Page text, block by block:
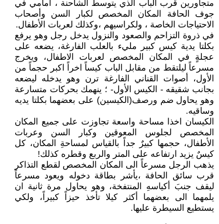
متجاورين قرب الباب الذي يتوسط الشاحنة ، أمامي في
جوف الحافة المكان المخصص لكبار السن وأصحاب
الاحتياجات الخاصة ، ولكراسيهم ،وكذلك لعربات الأطفال.
في ذروة التزاحم والصعود والنزول يدخل رجل وهو يرفع
بكلتا يدية كيس كبير مليء بالعلب الفارغة، يضعه على
عجلةٍ في المكان المخصص لعربات الاطفال، ويخرج
مسرعاً ليلتقط من مقابل الباب كيساً اخراً اكبر حجماً من
الأول، أصوات القناني الفارغة ترن وهو يدخله ليضعه
بجانب شقيقه - الكيس الأول- ؛ ينهمك بحركات متسارعة
وهو يحاول ضم ورصف(الكيسين) على بعضهما بكلتا يديه
وساقيه.
الكيسان اخذا مساحة واسعة تجاوزت على جميع المكان
المخصص لجلوس المعوقين وكبار السن وعربات
الأطفال، حجمها كبيرٌ جداً بالقياس لمساحةِ المكان، كل
كيسٌ يزيد ارتفاعه على المتر والربع وقطره كذلك!
يذهب الرجل مسرعاً الى المكان المخصص لقطع التذاكر
قرب سائق الحافة ،يأشر بطاقة دخوله ويعود مسرعاً
ليقف جنبَ أكياسهِ المنتفخة، وهو يحاول مرة ثانية ان
يلمهما الى بعضهما أكثر كيلا تأخذ حيزاً كبيراً، ولكي
يستطيع السيطرة عليها.